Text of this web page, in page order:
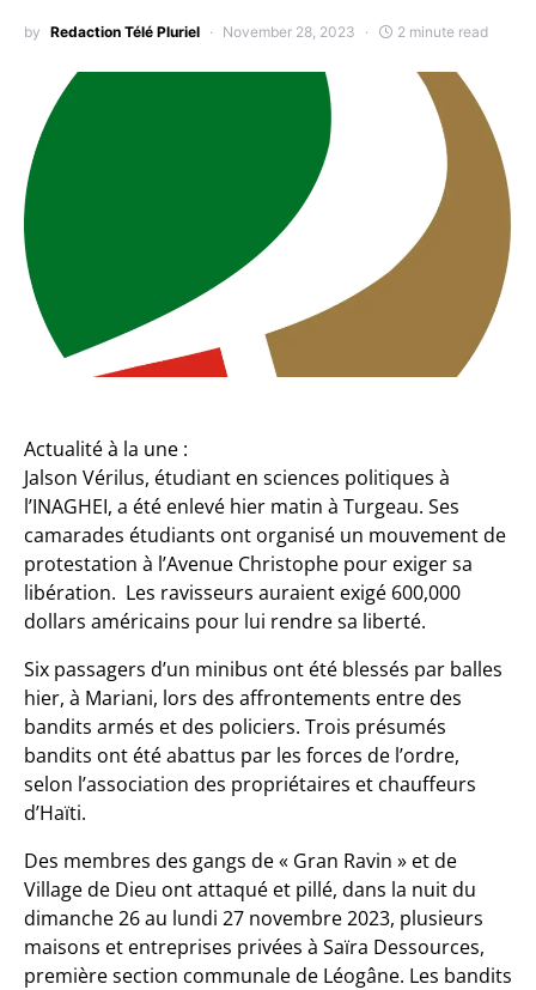
by Redaction Télé Pluriel November 28, 2023 2 minute read
Actualité à la une :
Jalson Vérilus, étudiant en sciences politiques à
l’INAGHEI, a été enlevé hier matin à Turgeau. Ses
camarades étudiants ont organisé un mouvement de
protestation à l’Avenue Christophe pour exiger sa
libération. Les ravisseurs auraient exigé 600,000
dollars américains pour lui rendre sa liberté.
Six passagers d’un minibus ont été blessés par balles
hier, à Mariani, lors des affrontements entre des
bandits armés et des policiers. Trois présumés
bandits ont été abattus par les forces de l’ordre,
selon l’association des propriétaires et chauffeurs
d’Haïti.
Des membres des gangs de « Gran Ravin » et de
Village de Dieu ont attaqué et pillé, dans la nuit du
dimanche 26 au lundi 27 novembre 2023, plusieurs
maisons et entreprises privées à Saïra Dessources,
première section communale de Léogâne. Les bandits